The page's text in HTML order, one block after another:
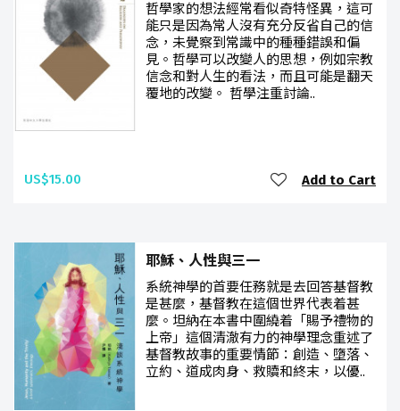
哲學家的想法經常看似奇特怪異，這可
能只是因為常人沒有充分反省自己的信
念，未覺察到常識中的種種錯誤和偏
見。哲學可以改變人的思想，例如宗教
信念和對人生的看法，而且可能是翻天
覆地的改變。 哲學注重討論..
US$15.00 Add to Cart
耶穌、人性與三一
系統神學的首要任務就是去回答基督教
是甚麼，基督教在這個世界代表着甚
麼。坦納在本書中圍繞着「賜予禮物的
上帝」這個清澈有力的神學理念重述了
基督教故事的重要情節：創造、墮落、
立約、道成肉身、救贖和終末，以優..